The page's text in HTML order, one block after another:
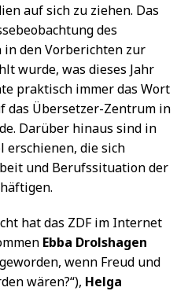
auf sich zu ziehen. Das
des
in den Vorberichten zur
wurde, was dieses Jahr
praktisch immer das Wort
das Übersetzer-Zentrum in
Darüber hinaus sind in
erschienen, die sich
und Berufssituation der
hat das ZDF im Internet
Ebba Drolshagen
wenn Freud und
wären?“), Helga